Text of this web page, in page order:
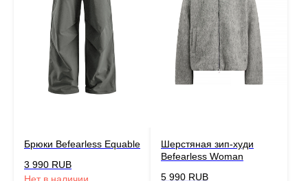
Брюки Befearless Equable
3 990 RUB
Шерстяная зип-худи
Befearless Woman
5 990 RUB